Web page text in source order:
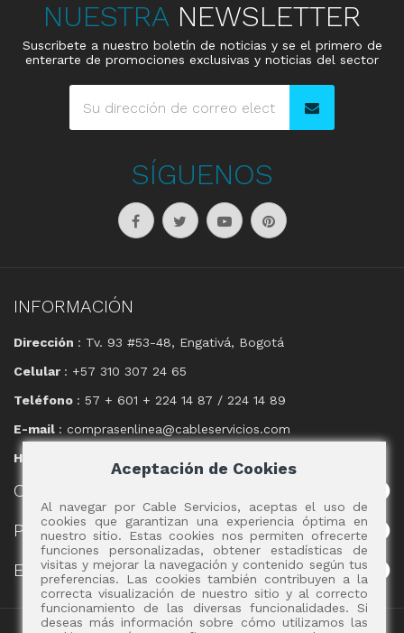
NUESTRA NEWSLETTER
Suscribete a nuestro boletín de noticias y se el primero de
enterarte de promociones exclusivas y noticias del sector
SÍGUENOS
INFORMACIÓN
Dirección : Tv. 93 #53-48, Engativá, Bogotá
Celular : +57 310 307 24 65
Teléfono : 57 + 601 + 224 14 87 / 224 14 89
E-mail : comprasenlinea@cableservicios.com
Horario
CABLE
POLÍTICAS
EVENTOS
Aceptación de Cookies
Al navegar por Cable Servicios, aceptas el uso de
cookies que garantizan una experiencia óptima en
nuestro sitio. Estas cookies nos permiten ofrecerte
funciones personalizadas, obtener estadísticas de
visitas y mejorar la navegación y contenido según tus
preferencias. Las cookies también contribuyen a la
correcta visualización de nuestro sitio y al correcto
funcionamiento de las diversas funcionalidades. Si
deseas más información sobre cómo utilizamos las